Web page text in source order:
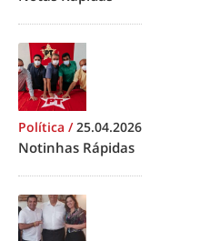
Política /25.04.2026
Notinhas Rápidas